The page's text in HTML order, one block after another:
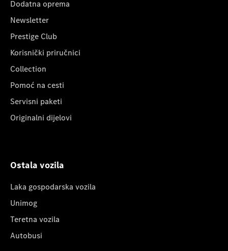
Dodatna oprema
Newsletter
Prestige Club
Korisnički priručnici
Collection
Pomoć na cesti
Servisni paketi
Originalni dijelovi
Ostala vozila
Laka gospodarska vozila
Unimog
Teretna vozila
Autobusi